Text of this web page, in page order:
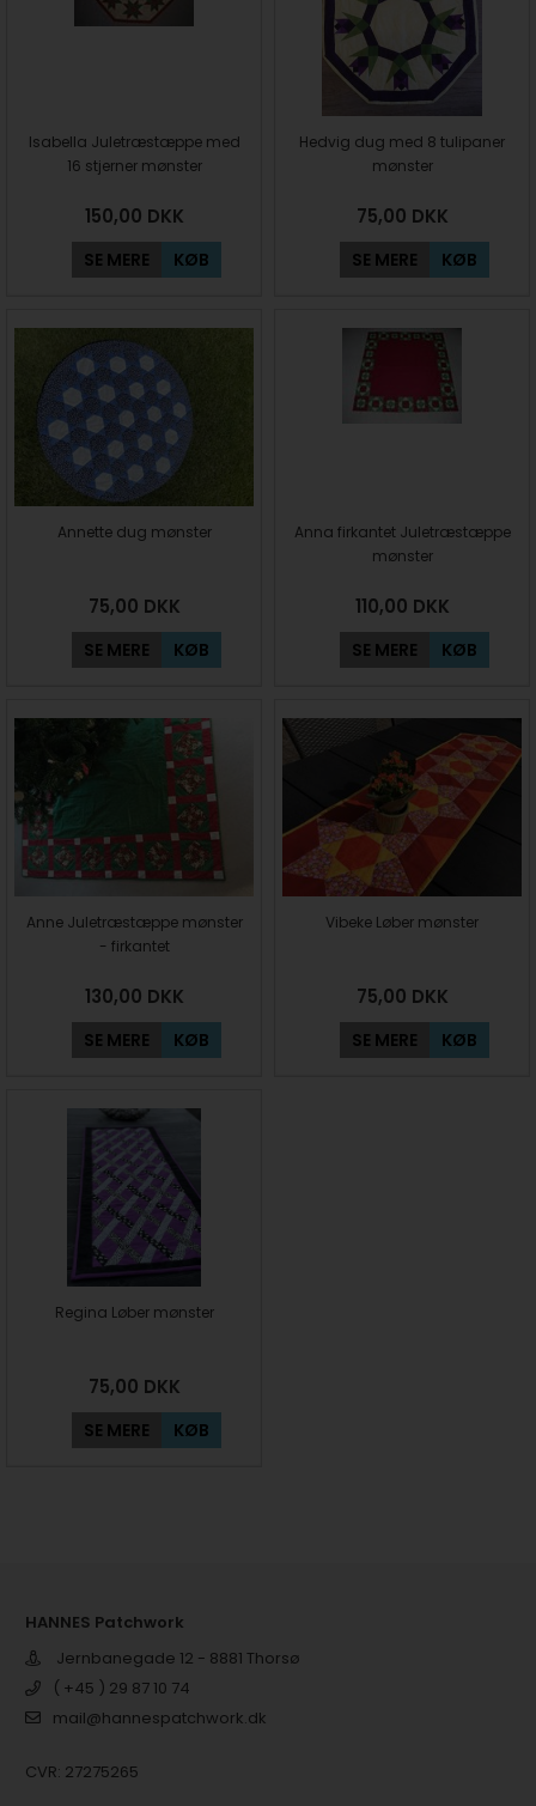
Isabella Juletræstæppe med
16 stjerner mønster
150,00 DKK
SE MERE KØB
Hedvig dug med 8 tulipaner
mønster
75,00 DKK
SE MERE KØB
Annette dug mønster
75,00 DKK
SE MERE KØB
Anna firkantet Juletræstæppe
mønster
110,00 DKK
SE MERE KØB
Anne Juletræstæppe mønster
- firkantet
130,00 DKK
SE MERE KØB
Vibeke Løber mønster
75,00 DKK
SE MERE KØB
Regina Løber mønster
75,00 DKK
SE MERE KØB
HANNES Patchwork
Jernbanegade 12 - 8881 Thorsø
( +45 ) 29 87 10 74
mail@hannespatchwork.dk
CVR: 27275265